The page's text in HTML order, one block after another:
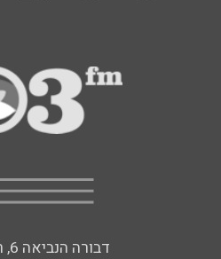
דבורה הנביאה 6, רמת השרון